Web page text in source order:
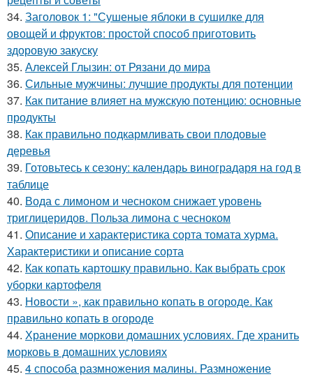
34. Заголовок 1: "Сушеные яблоки в сушилке для
овощей и фруктов: простой способ приготовить
здоровую закуску
35. Алексей Глызин: от Рязани до мира
36. Сильные мужчины: лучшие продукты для потенции
37. Как питание влияет на мужскую потенцию: основные
продукты
38. Как правильно подкармливать свои плодовые
деревья
39. Готовьтесь к сезону: календарь виноградаря на год в
таблице
40. Вода с лимоном и чесноком снижает уровень
триглицеридов. Польза лимона с чесноком
41. Описание и характеристика сорта томата хурма.
Характеристики и описание сорта
42. Как копать картошку правильно. Как выбрать срок
уборки картофеля
43. Новости », как правильно копать в огороде. Как
правильно копать в огороде
44. Хранение моркови домашних условиях. Где хранить
морковь в домашних условиях
45. 4 способа размножения малины. Размножение